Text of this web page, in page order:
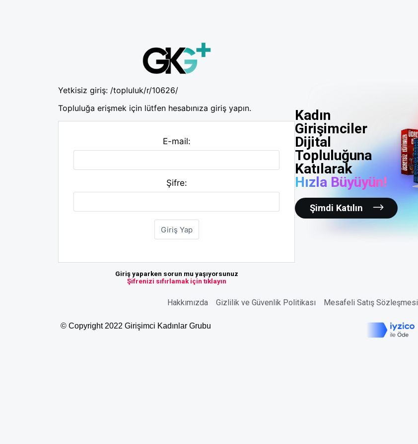
Yetkisiz giriş: /topluluk/r/10626/
Topluluğa erişmek için lütfen hesabınıza giriş yapın.
E-mail:
Şifre:
Giriş yaparken sorun mu yaşıyorsunuz
Şifrenizi sıfırlamak için tıklayın
Kadın
Girişimciler
Dijital
Topluluğuna
Katılarak
Hızla Büyüyün!
Şimdi Katılın
Hakkımızda Gizlilik ve Güvenlik Politikası Mesafeli Satış Sözleşmesi
© Copyright 2022 Girişimci Kadınlar Grubu